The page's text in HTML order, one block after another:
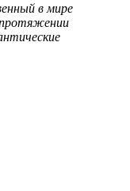
в мире
протяжении